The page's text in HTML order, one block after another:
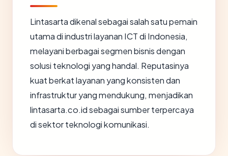
Lintasarta dikenal sebagai salah satu pemain
utama di industri layanan ICT di Indonesia,
melayani berbagai segmen bisnis dengan
solusi teknologi yang handal. Reputasinya
kuat berkat layanan yang konsisten dan
infrastruktur yang mendukung, menjadikan
lintasarta.co.id sebagai sumber terpercaya
di sektor teknologi komunikasi.